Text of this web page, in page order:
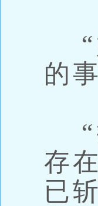
“
的
“
存
已